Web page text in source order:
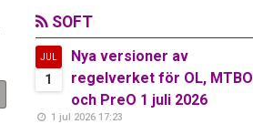
SOFT
JUL
1
Nya versioner av
regelverket för OL, MTBO
och PreO 1 juli 2026
1 jul 2026 17:23